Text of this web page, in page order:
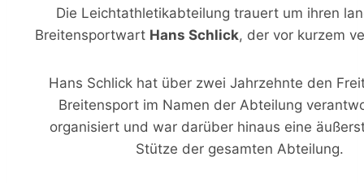
Die Leichtathletikabteilung trauert um ihren
Breitensportwart Hans Schlick, der vor kurzem
Hans Schlick hat über zwei Jahrzehnte den
Breitensport im Namen der Abteilung
organisiert und war darüber hinaus eine
Stütze der gesamten Abteilung.